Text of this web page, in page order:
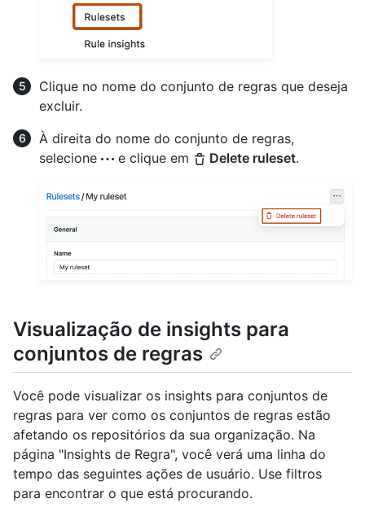
Clique no nome do conjunto de regras que deseja
excluir.
À direita do nome do conjunto de regras,
selecione
e clique em Delete ruleset.
Visualização de insights para
conjuntos de regras
Você pode visualizar os insights para conjuntos de
regras para ver como os conjuntos de regras estão
afetando os repositórios da sua organização. Na
página "Insights de Regra", você verá uma linha do
tempo das seguintes ações de usuário. Use filtros
para encontrar o que está procurando.